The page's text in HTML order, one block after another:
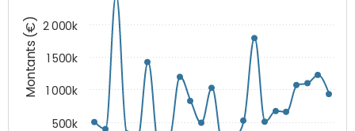
Montants (€)
500k
1 000k
1 500k
2 000k